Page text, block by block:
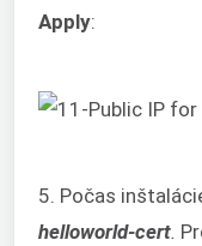
Apply:
5. Počas
helloworld-cert.